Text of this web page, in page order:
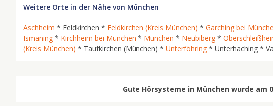
Weitere Orte in der Nähe von München
Aschheim * Feldkirchen * Feldkirchen (Kreis München) * Garching bei
Ismaning * Kirchheim bei München * München * Neubiberg *
(Kreis München) * Taufkirchen (München) * Unterföhring * Unterhaching *
Gute Hörsysteme in München wurde am